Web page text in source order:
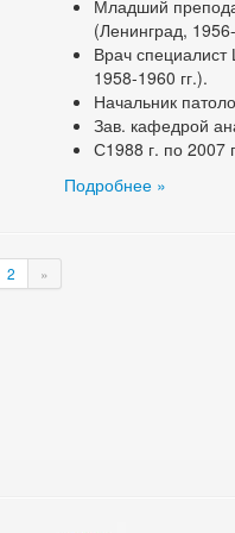
Младший
(Ленинград,
Врач
1958-1960 гг.).
Начальник
Зав. кафедрой
С1988 г. по
Подробнее »
2 »